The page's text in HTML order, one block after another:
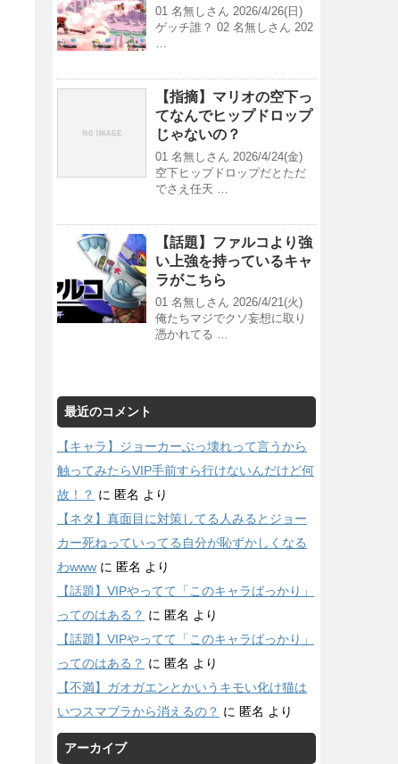
01 名無しさん 2026/4/26(日)
ゲッチ誰？ 02 名無しさん 202
…
【指摘】マリオの空下っ
てなんでヒップドロップ
じゃないの？
01 名無しさん 2026/4/24(金)
空下ヒップドロップだとただ
でさえ任天 …
【話題】ファルコより強
い上強を持っているキャ
ラがこちら
01 名無しさん 2026/4/21(火)
俺たちマジでクソ妄想に取り
憑かれてる …
最近のコメント
【キャラ】ジョーカーぶっ壊れって言うから
触ってみたらVIP手前すら行けないんだけど何
故！？ に 匿名 より
【ネタ】真面目に対策してる人みるとジョー
カー死ねっていってる自分が恥ずかしくなる
わwww に 匿名 より
【話題】VIPやってて「このキャラばっかり」
ってのはある？ に 匿名 より
【話題】VIPやってて「このキャラばっかり」
ってのはある？ に 匿名 より
【不満】ガオガエンとかいうキモい化け猫は
いつスマブラから消えるの？ に 匿名 より
アーカイブ